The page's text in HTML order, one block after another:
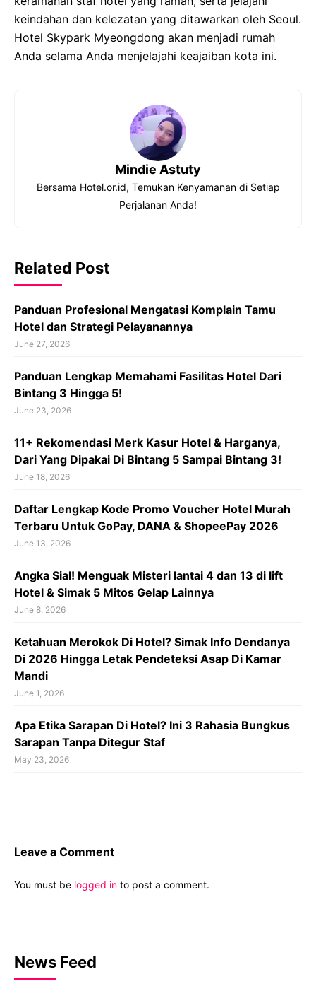
keindahan dan kelezatan yang ditawarkan oleh Seoul.
Hotel Skypark Myeongdong akan menjadi rumah
Anda selama Anda menjelajahi keajaiban kota ini.
Mindie Astuty
Bersama Hotel.or.id, Temukan Kenyamanan di Setiap
Perjalanan Anda!
Related Post
Panduan Profesional Mengatasi Komplain Tamu
Hotel dan Strategi Pelayanannya
June 27, 2026
Panduan Lengkap Memahami Fasilitas Hotel Dari
Bintang 3 Hingga 5!
June 23, 2026
11+ Rekomendasi Merk Kasur Hotel & Harganya,
Dari Yang Dipakai Di Bintang 5 Sampai Bintang 3!
June 18, 2026
Daftar Lengkap Kode Promo Voucher Hotel Murah
Terbaru Untuk GoPay, DANA & ShopeePay 2026
June 13, 2026
Angka Sial! Menguak Misteri lantai 4 dan 13 di lift
Hotel & Simak 5 Mitos Gelap Lainnya
June 8, 2026
Ketahuan Merokok Di Hotel? Simak Info Dendanya
Di 2026 Hingga Letak Pendeteksi Asap Di Kamar
Mandi
June 1, 2026
Apa Etika Sarapan Di Hotel? Ini 3 Rahasia Bungkus
Sarapan Tanpa Ditegur Staf
May 23, 2026
Leave a Comment
You must be logged in to post a comment.
News Feed